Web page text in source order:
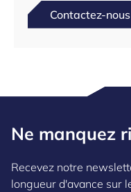
Contactez-nous
Ne manquez
Recevez notre
longueur d'avance sur